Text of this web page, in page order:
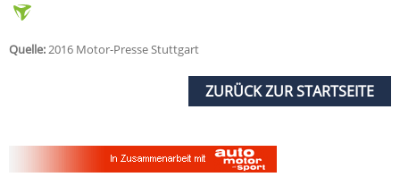
Quelle:2016 Motor-Presse Stuttgart
ZURÜCK ZUR STARTSEITE